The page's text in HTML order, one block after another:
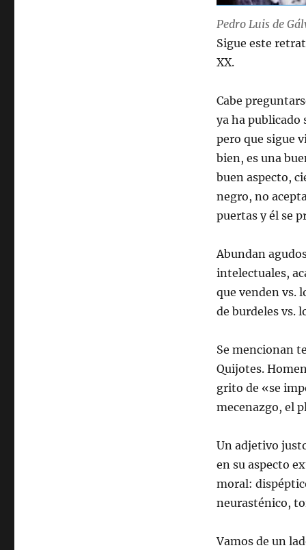
Pedro Luis de
Sigue este
XX.
Cabe
ya ha publicado
pero que sigue
bien, es una
buen aspecto,
negro, no
puertas y él se
Abundan
intelectuales,
que venden vs.
de burdeles vs.
Se mencionan
Quijotes.
grito de «se
mecenazgo, el
Un adjetivo
en su aspecto
moral:
neurasténico,
Vamos de un